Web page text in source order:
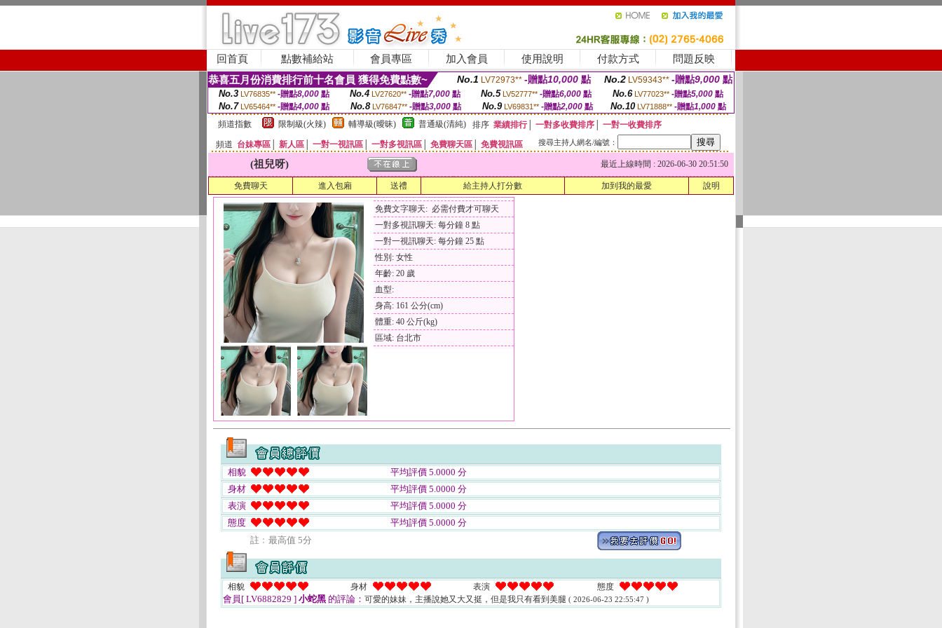
回首頁 點數補給站 會員專區 加入會員 使用說明 付款方式 問題反映
恭喜五月份消費排行前十名會員 獲得免費點數~ No.1 LV72973** -贈點10,000 點 No.2 LV59343** -贈點9,000 點
No.3 LV76835** -贈點8,000點 No.4 LV27620** -贈點7,000點 No.5 LV52777** -贈點6,000點 No.6 LV77023** -贈點5,000點
No.7 LV65464** -贈點4,000 點 No.8 LV76847** -贈點3,000 點 No.9 LV69831** -贈點2,000點 No.10 LV71888** -贈點1,000 點
頻道指數
限制級(火辣) 輔導級(曖昧) 普通級(清純) 排序 業績排行│ 一對多收費排序
一對一收費排序
頻道 台妹專區 新人區 一對一視訊區 一對多視訊區 免費聊天區 免費視訊區 搜尋主持人網名/編號：
(祖兒呀) 最近上線時間 : 2026-06-30 20:51:50
免費聊天 進入包廂 送禮 給主持人打分數 加到我的最愛 說明
免費文字聊天: 必需付費才可聊天
一對多視訊聊天: 每分鐘 8 點
一對一視訊聊天: 每分鐘 25 點
性別: 女性
年齡: 20 歲
血型:
身高: 161 公分(cm)
體重: 40 公斤(kg)
區域: 台北市
相貌
平均評價 5.0000 分
身材
平均評價 5.0000 分
表演
平均評價 5.0000 分
態度
平均評價 5.0000 分
註﹕最高值 5分
相貌 身材 表演 態度
會員[ LV6882829 ] 小蛇黑 的評論： 可愛的妹妹，主播說她又大又挺，但是我只有看到美腿 ( 2026-06-23 22:55:47 )